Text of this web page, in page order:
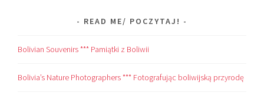
READ ME/ POCZYTAJ!
Bolivian Souvenirs *** Pamiątki z Boliwii
Bolivia’s Nature Photographers *** Fotografując boliwijską przyrodę